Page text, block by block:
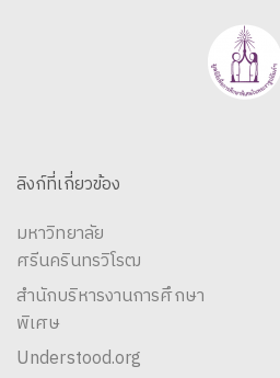
ลิงก์ที่เกี่ยวข้อง
มหาวิทยาลัย
ศรีนครินทรวิโรฒ
สำนักบริหารงานการศึกษา
พิเศษ
Understood.org